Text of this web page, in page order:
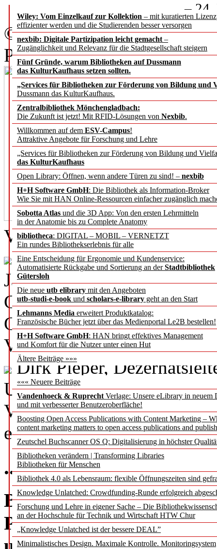
Wiley: Vom Einzelkauf zur Kollektion – mit kuratierten
effizienter werden und die Studierenden besser versorgen
nexbib: Digitale Partizipation leicht gemacht –
Zugänglichkeit und Relevanz für die Stadtgesellschaft steigern
Fünf Gründe, warum Bibliotheken auf Dussmann
das KulturKaufhaus setzen sollten.
„Services für Bibliotheken zur Förderung von Bildung und
Dussmann das KulturKaufhaus.
Zentralbibliothek Mönchengladbach:
Die Zukunft ist jetzt! Mit RFID-Lösungen von Nexbib.
Willkommen auf dem ESV-Campus!
Attraktive Angebote für Forschung und Lehre
„Services für Bibliotheken zur Förderung von Bildung und
das KulturKaufhaus
Open Library: Öffnen, wenn andere Türen zu sind! – nexbib
H+H Software GmbH: Die Bibliothek als Information-Broker
Wie Sie mit HAN Online-Ressourcen einfacher zugänglich
Sobotta Atlas und die 3D App: Von den ersten Lehrmitteln
in der Anatomie bis zu Complete Anatomy
bibliotheca: DIGITAL – MOBIL – VERNETZT
Ein rundes Bibliothekserlebnis für alle
Eine Entscheidung für Ergonomie und Kundenservice:
Automatisierte Rückgabe und Sortierung an derStadtbibliothek
Gütersloh
Die neue utb elibrary mit den Angeboten
utb-studi-e-book und scholars-e-library geht an den Start
Lehmanns Media erweitert Produktkatalog:
Französische Bücher jetzt über das Medienportal Le2B bestellen!
H+H Software GmbH: HAN bringt effektives Management
und Komfort für die Nutzer unter einen Hut
Ältere Beiträge »»»
««« Neuere Beiträge
Vandenhoeck & Ruprecht Verlage: Unsere eLibrary in neuem
und mit verbesserter Benutzeroberfläche!
Boosting Open Access Publications with Content Marketing –
content marketing matters to open access publications and
Zeutschel Buchscanner OS Q: Digitalisierung in höchster
Bibliotheken verändern | Transforming Libraries
Bibliotheken für Menschen
Bibliothek 4.0 als Lebensraum: flexible Öffnungszeiten sind
Knowledge Unlatched: Crowdfunding-Runde erfolgreich
Forschung und Lehre in eigener Sache – Die
an der Hochschule für Technik und Wirtschaft HTW Chur
„Knowledge Unlatched ist der bessere DEAL”
Minimalistisches Design. Maximale Kontrolle. Monitoringsystem
–
© HighWire, Louise Page,
Publisher Relations &
Vera Münch
„Digitale Technologien
Jahrzehnten zum
Generaldirektorin der
Grußwort zu Beginn der
Vera Münch
Dirk Pieper,
Universitätsbibliothek
Vortrag, welche neuen
eine akademische
... und plötzlich lieben
Bericht über die
Publishing in Europe)